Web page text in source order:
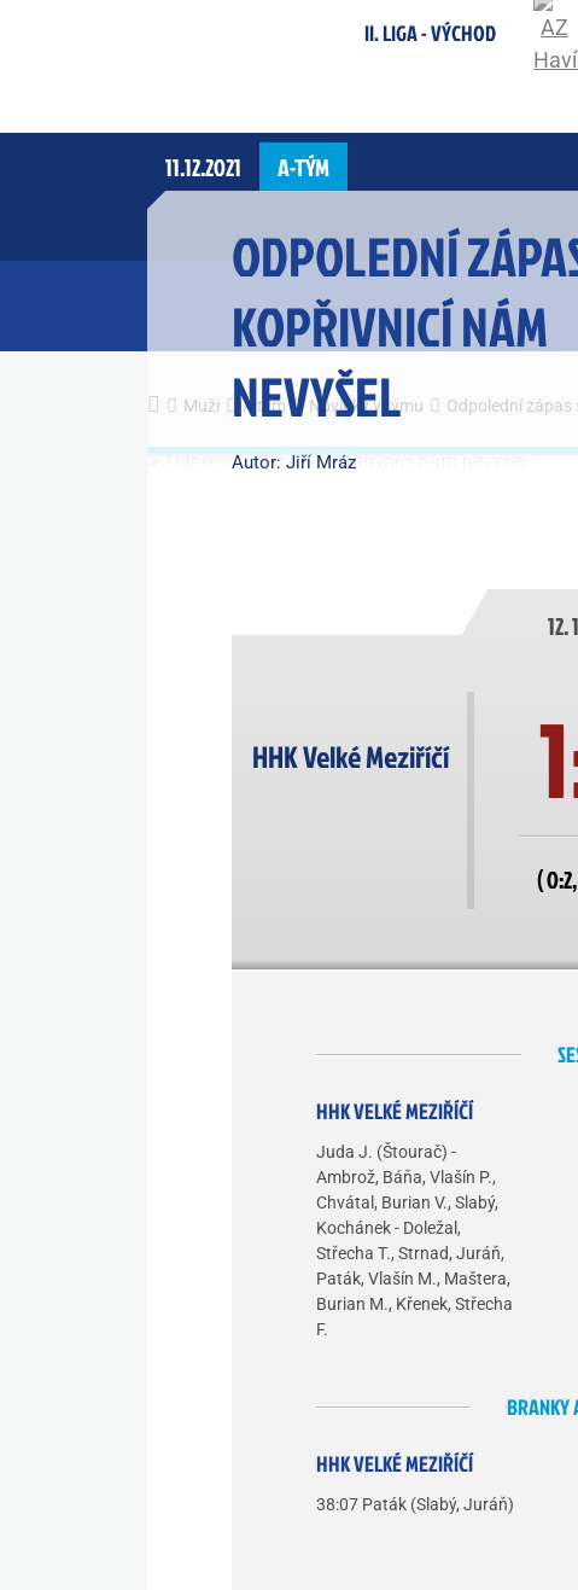
II. LIGA - VÝCHOD
Muži A tým Novinky v týmu Odpolední zápas
11.12.2021 A-TÝM
ODPOLEDNÍ
KOPŘIVNICÍ NÁM
NEVYŠEL
Autor: Jiří Mráz
12.
HHK Velké Meziříčí
(
HHK VELKÉ MEZIŘÍČÍ
Juda J. (Štourač) -
Ambrož, Báňa, Vlašín P.,
Chvátal, Burian V., Slabý,
Kochánek - Doležal,
Střecha T., Strnad, Juráň,
Paták, Vlašín M., Maštera,
Burian M., Křenek, Střecha
F.
BRANKY
HHK VELKÉ MEZIŘÍČÍ
38:07 Paták (Slabý, Juráň)